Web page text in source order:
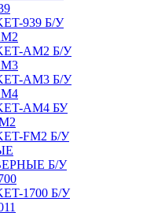
939 Б/У
AM2 Б/У
AM3 Б/У
AM4 БУ
FM2 Б/У
Б/У
1700 Б/У